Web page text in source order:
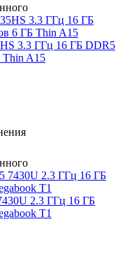
3.3 ГГц 16 ГБ DDR5
Thin A15
2.3 ГГц 16 ГБ
T1